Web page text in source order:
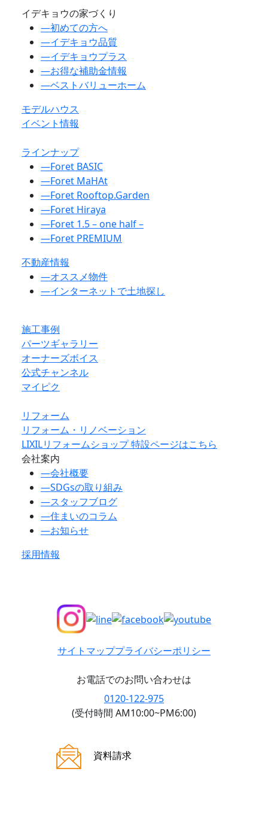
イデキョウの家づくり
―初めての方へ
―イデキョウ品質
―イデキョウプラス
―お得な補助金情報
―ベストバリューホーム
モデルハウス
イベント情報
ラインナップ
―Foret BASIC
―Foret MaHAt
―Foret Rooftop.Garden
―Foret Hiraya
―Foret 1.5 – one half –
―Foret PREMIUM
不動産情報
―オススメ物件
―インターネットで土地探し
施工事例
パーツギャラリー
オーナーズボイス
公式チャンネル
マイピク
リフォーム
リフォーム・リノベーション
LIXILリフォームショップ 特設ページはこちら
会社案内
―会社概要
―SDGsの取り組み
―スタッフブログ
―住まいのコラム
―お知らせ
採用情報
サイトマッププライバシーポリシー
お電話でのお問い合わせは
0120-122-975
(受付時間 AM10:00~PM6:00)
資料請求